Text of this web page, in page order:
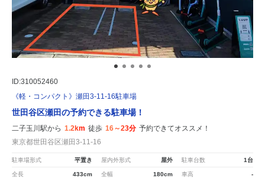
ID:310052460
《軽・コンパクト》瀬田3-11-16駐車場
世田谷区瀬田の予約できる駐車場！
二子玉川駅から 1.2km 徒歩 16～23分 予約できてオススメ！
東京都世田谷区瀬田3-11-16
駐車場形式 平置き 屋内外形式 屋外 駐車台数 1台
全長 433cm 全幅 180cm 車高 -